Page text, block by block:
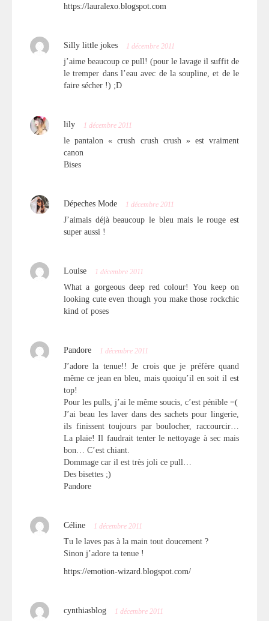
https://lauralexo.blogspot.com
Silly little jokes 1 décembre 2011
j’aime beaucoup ce pull! (pour le lavage il suffit de
le tremper dans l’eau avec de la soupline, et de le
faire sécher !) ;D
lily 1 décembre 2011
le pantalon « crush crush crush » est vraiment
canon
Bises
Dépeches Mode 1 décembre 2011
J’aimais déjà beaucoup le bleu mais le rouge est
super aussi !
Louise 1 décembre 2011
What a gorgeous deep red colour! You keep on
looking cute even though you make those rockchic
kind of poses
Pandore 1 décembre 2011
J’adore la tenue!! Je crois que je préfère quand
même ce jean en bleu, mais quoiqu’il en soit il est
top!
Pour les pulls, j’ai le même soucis, c’est pénible =(
J’ai beau les laver dans des sachets pour lingerie,
ils finissent toujours par boulocher, raccourcir…
La plaie! Il faudrait tenter le nettoyage à sec mais
bon… C’est chiant.
Dommage car il est très joli ce pull…
Des bisettes ;)
Pandore
Céline 1 décembre 2011
Tu le laves pas à la main tout doucement ?
Sinon j’adore ta tenue !
https://emotion-wizard.blogspot.com/
cynthiasblog 1 décembre 2011